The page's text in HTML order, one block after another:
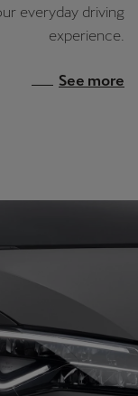
everyday driving
experience.
See more